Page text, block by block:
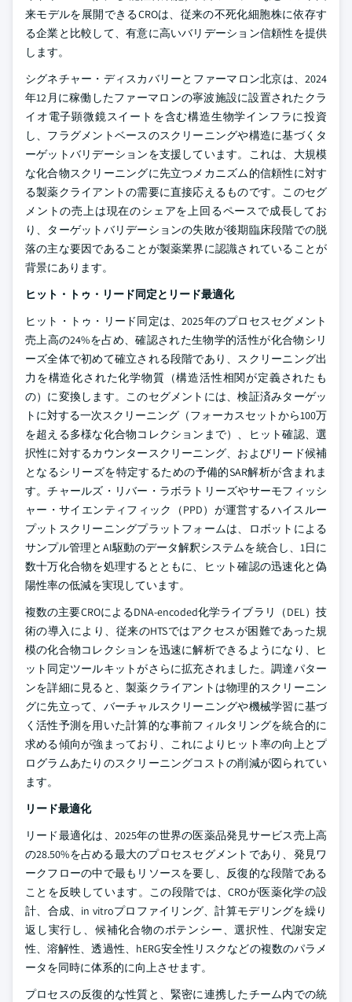
来モデルを展開できるCROは、従来の不死化細胞株に依存す
る企業と比較して、有意に高いバリデーション信頼性を提供
します。
シグネチャー・ディスカバリーとファーマロン北京は、2024
年12月に稼働したファーマロンの寧波施設に設置されたクラ
イオ電子顕微鏡スイートを含む構造生物学インフラに投資
し、フラグメントベースのスクリーニングや構造に基づくタ
ーゲットバリデーションを支援しています。これは、大規模
な化合物スクリーニングに先立つメカニズム的信頼性に対す
る製薬クライアントの需要に直接応えるものです。このセグ
メントの売上は現在のシェアを上回るペースで成長してお
り、ターゲットバリデーションの失敗が後期臨床段階での脱
落の主な要因であることが製薬業界に認識されていることが
背景にあります。
ヒット・トゥ・リード同定とリード最適化
ヒット・トゥ・リード同定は、2025年のプロセスセグメント
売上高の24%を占め、確認された生物学的活性が化合物シリ
ーズ全体で初めて確立される段階であり、スクリーニング出
力を構造化された化学物質（構造活性相関が定義されたも
の）に変換します。このセグメントには、検証済みターゲッ
トに対する一次スクリーニング（フォーカスセットから100万
を超える多様な化合物コレクションまで）、ヒット確認、選
択性に対するカウンタースクリーニング、およびリード候補
となるシリーズを特定するための予備的SAR解析が含まれま
す。チャールズ・リバー・ラボラトリーズやサーモフィッシ
ャー・サイエンティフィック（PPD）が運営するハイスルー
プットスクリーニングプラットフォームは、ロボットによる
サンプル管理とAI駆動のデータ解釈システムを統合し、1日に
数十万化合物を処理するとともに、ヒット確認の迅速化と偽
陽性率の低減を実現しています。
複数の主要CROによるDNA-encoded化学ライブラリ（DEL）技
術の導入により、従来のHTSではアクセスが困難であった規
模の化合物コレクションを迅速に解析できるようになり、ヒ
ット同定ツールキットがさらに拡充されました。調達パター
ンを詳細に見ると、製薬クライアントは物理的スクリーニン
グに先立って、バーチャルスクリーニングや機械学習に基づ
く活性予測を用いた計算的な事前フィルタリングを統合的に
求める傾向が強まっており、これによりヒット率の向上とプ
ログラムあたりのスクリーニングコストの削減が図られてい
ます。
リード最適化
リード最適化は、2025年の世界の医薬品発見サービス売上高
の28.50%を占める最大のプロセスセグメントであり、発見ワ
ークフローの中で最もリソースを要し、反復的な段階である
ことを反映しています。この段階では、CROが医薬化学の設
計、合成、in vitroプロファイリング、計算モデリングを繰り
返し実行し、候補化合物のポテンシー、選択性、代謝安定
性、溶解性、透過性、hERG安全性リスクなどの複数のパラメ
ータを同時に体系的に向上させます。
プロセスの反復的な性質と、緊密に連携したチーム内での統